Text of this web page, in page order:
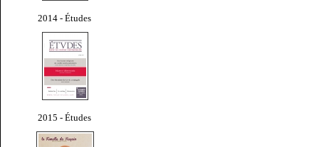
2014 - Études
2015 - Études